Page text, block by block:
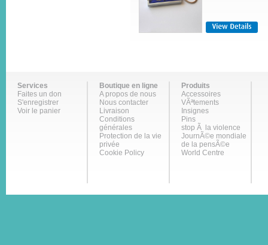
Services
Faites un don
S'enregistrer
Voir le panier
Boutique en ligne
A propos de nous
Nous contacter
Livraison
Conditions
générales
Protection de la vie
privée
Cookie Policy
Produits
Accessoires
VÃªtements
Insignes
Pins
stop Ã la violence
JournÃ©e mondiale
de la pensÃ©e
World Centre